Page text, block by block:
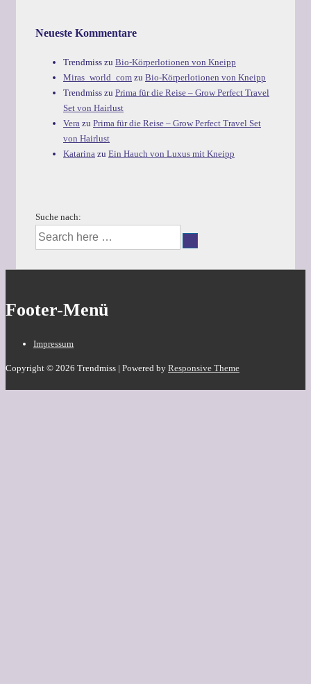
Neueste Kommentare
Trendmiss zu Bio-Körperlotionen von Kneipp
Miras_world_com zu Bio-Körperlotionen von Kneipp
Trendmiss zu Prima für die Reise – Grow Perfect Travel
Set von Hairlust
Vera zu Prima für die Reise – Grow Perfect Travel Set
von Hairlust
Katarina zu Ein Hauch von Luxus mit Kneipp
Suche nach:
Footer-Menü
Impressum
Copyright © 2026 Trendmiss | Powered by Responsive Theme